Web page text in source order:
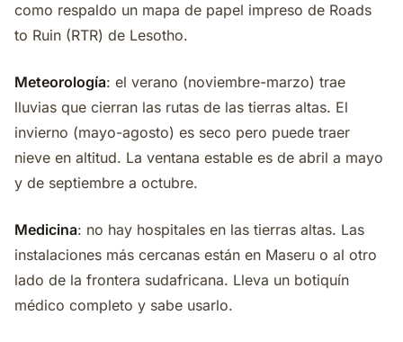
como respaldo un mapa de papel impreso de Roads
to Ruin (RTR) de Lesotho.
Meteorología: el verano (noviembre-marzo) trae
lluvias que cierran las rutas de las tierras altas. El
invierno (mayo-agosto) es seco pero puede traer
nieve en altitud. La ventana estable es de abril a mayo
y de septiembre a octubre.
Medicina: no hay hospitales en las tierras altas. Las
instalaciones más cercanas están en Maseru o al otro
lado de la frontera sudafricana. Lleva un botiquín
médico completo y sabe usarlo.